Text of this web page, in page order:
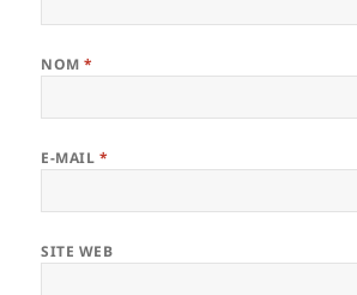
NOM*
E-MAIL *
SITE WEB